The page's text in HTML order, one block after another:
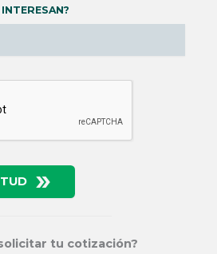
tu cotización?